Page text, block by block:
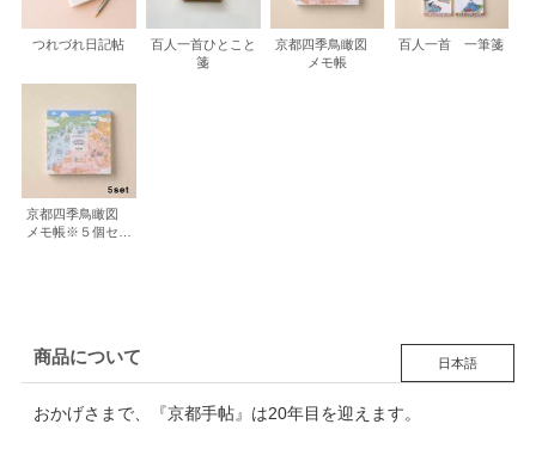
つれづれ日記帖
百人一首ひとこと
箋
京都四季鳥瞰図
メモ帳
百人一首 一筆箋
京都四季鳥瞰図
メモ帳※５個セッ
商品について 日本語
おかげさまで、『京都手帖』は20年目を迎えます。